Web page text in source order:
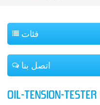
فئات
اتصل بنا
OIL-TENSION-TESTER